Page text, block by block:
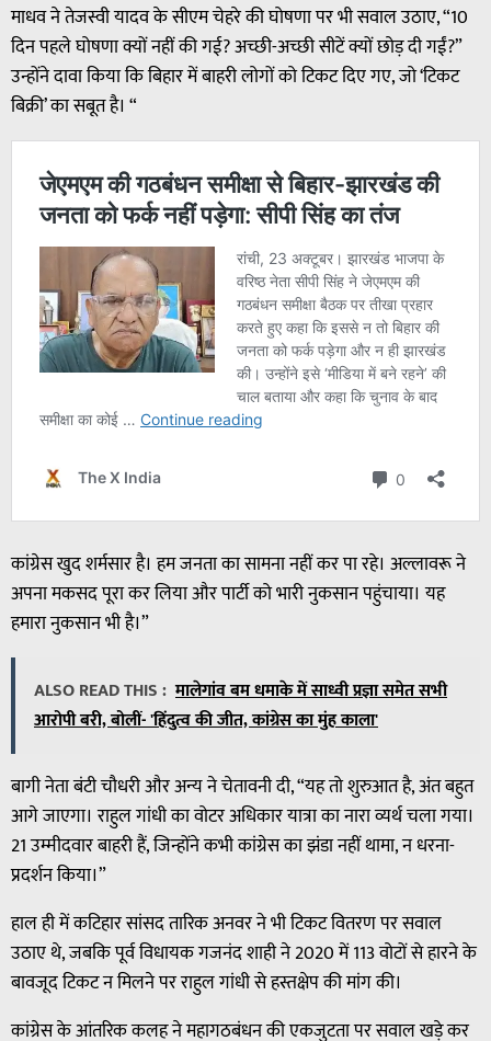
माधव ने तेजस्वी यादव के सीएम चेहरे की घोषणा पर भी सवाल उठाए, “10
दिन पहले घोषणा क्यों नहीं की गई? अच्छी-अच्छी सीटें क्यों छोड़ दी गईं?”
उन्होंने दावा किया कि बिहार में बाहरी लोगों को टिकट दिए गए, जो ‘टिकट
बिक्री’ का सबूत है। “
कांग्रेस खुद शर्मसार है। हम जनता का सामना नहीं कर पा रहे। अल्लावरू ने
अपना मकसद पूरा कर लिया और पार्टी को भारी नुकसान पहुंचाया। यह
हमारा नुकसान भी है।”
ALSO READ THIS : मालेगांव बम धमाके में साध्वी प्रज्ञा समेत सभी
आरोपी बरी, बोलीं- 'हिंदुत्व की जीत, कांग्रेस का मुंह काला'
बागी नेता बंटी चौधरी और अन्य ने चेतावनी दी, “यह तो शुरुआत है, अंत बहुत
आगे जाएगा। राहुल गांधी का वोटर अधिकार यात्रा का नारा व्यर्थ चला गया।
21 उम्मीदवार बाहरी हैं, जिन्होंने कभी कांग्रेस का झंडा नहीं थामा, न धरना-
प्रदर्शन किया।”
हाल ही में कटिहार सांसद तारिक अनवर ने भी टिकट वितरण पर सवाल
उठाए थे, जबकि पूर्व विधायक गजनंद शाही ने 2020 में 113 वोटों से हारने के
बावजूद टिकट न मिलने पर राहुल गांधी से हस्तक्षेप की मांग की।
कांग्रेस के आंतरिक कलह ने महागठबंधन की एकजुटता पर सवाल खड़े कर